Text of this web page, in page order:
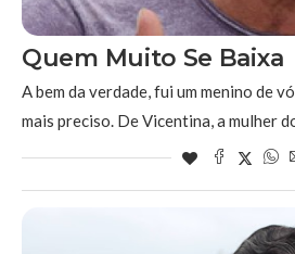
Quem Muito Se Baixa
A bem da verdade, fui um menino de
mais preciso. De Vicentina, a mulher